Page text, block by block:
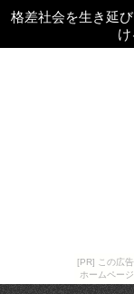
[PR] この広
ホームペー
格差社会を生き延
け